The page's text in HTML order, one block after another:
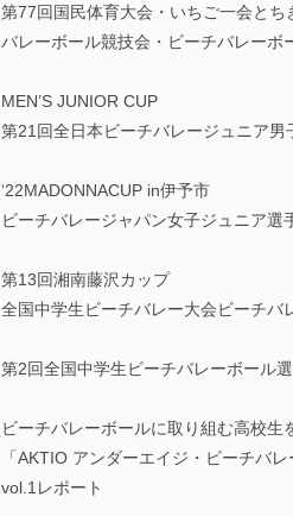
第77回国民体育大会・いちご一会とち
バレーボール競技会・ビーチバレーボ
MEN’S JUNIOR CUP
第21回全日本ビーチバレージュニア男
‘22MADONNACUP in伊予市
ビーチバレージャパン女子ジュニア選
第13回湘南藤沢カップ
全国中学生ビーチバレー大会ビーチバ
第2回全国中学生ビーチバレーボール
ビーチバレーボールに取り組む高校生
「AKTIO アンダーエイジ・ビーチバ
vol.1レポート